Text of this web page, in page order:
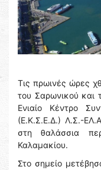
Τις πρωινές ώρες
του Σαρωνικού και
Ενιαίο Κέντρο
(Ε.Κ.Σ.Ε.Δ.) Λ.Σ.-
στη θαλάσσια
Καλαμακίου.
Στο σημείο